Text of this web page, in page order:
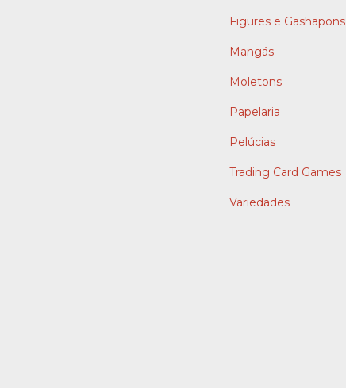
Figures e Gashapons
Mangás
Moletons
Papelaria
Pelúcias
Trading Card Games
Variedades